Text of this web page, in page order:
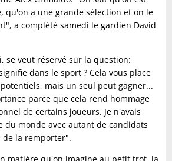
qu'on a une grande sélection et on le
a complété samedi le gardien David
se veut réservé sur la question:
dans le sport ? Cela vous place
mais un seul peut gagner...
parce que cela rend hommage
de certains joueurs. Je n'avais
du monde avec autant de candidats
de la remporter".